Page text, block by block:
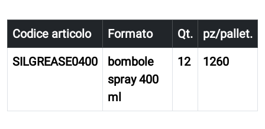
Codice articolo Formato Qt.
pz/pallet.
SILGREASE0400
bombole
spray 400
ml
12 1260